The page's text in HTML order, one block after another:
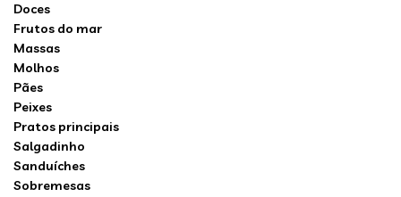
Doces
Frutos do mar
Massas
Molhos
Pães
Peixes
Pratos principais
Salgadinho
Sanduíches
Sobremesas